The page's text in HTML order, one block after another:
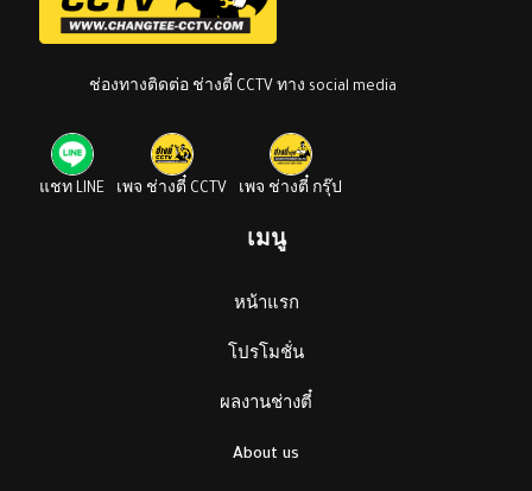
ช่องทางติดต่อ ช่างตี๋ CCTV ทาง social media
แชท LINE เพจ ช่างตี๋ CCTV เพจ ช่างตี๋ กรุ๊ป
เมนู
หน้าแรก
โปรโมชั่น
ผลงานช่างตี๋
About us